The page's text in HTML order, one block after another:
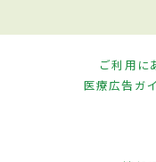
ご利用に
医療広告ガ